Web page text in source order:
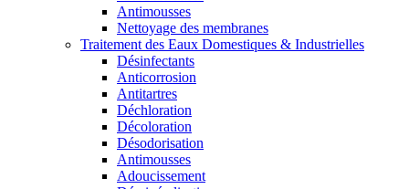
Antimousses
Nettoyage des membranes
Traitement des Eaux Domestiques & Industrielles
Désinfectants
Anticorrosion
Antitartres
Déchloration
Décoloration
Désodorisation
Antimousses
Adoucissement